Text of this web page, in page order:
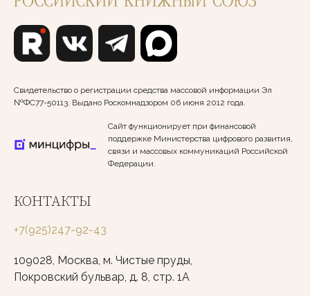
Свидетельство о регистрации средства массовой информации Эл
№ФС77-50113. Выдано Роскомнадзором 06 июня 2012 года.
Сайт функционирует при финансовой
поддержке Министерства цифрового развития,
связи и массовых коммуникаций Российской
Федерации.
КОНТАКТЫ
+7(925)247-92-43
109028, Москва, м. Чистые пруды,
Покровский бульвар, д. 8, стр. 1А